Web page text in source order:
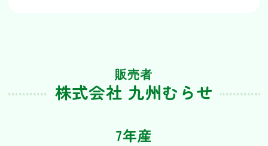
販売者
株式会社 九州むらせ
7年産